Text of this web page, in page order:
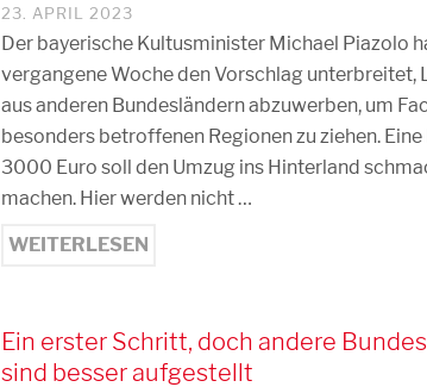
23. APRIL 2023
Der bayerische Kultusminister Michael Piazolo
vergangene Woche den Vorschlag unterbreitet,
aus anderen Bundesländern abzuwerben, um
besonders betroffenen Regionen zu ziehen.
3000 Euro soll den Umzug ins Hinterland
machen. Hier werden nicht …
WEITERLESEN
Ein erster Schritt, doch andere
sind besser aufgestellt